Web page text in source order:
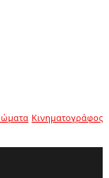
Κινηματογράφος